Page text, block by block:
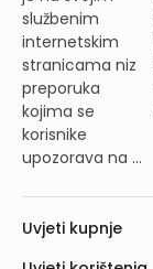
službenim
internetskim
stranicama niz
preporuka
kojima se
korisnike
upozorava na ...
Uvjeti kupnje